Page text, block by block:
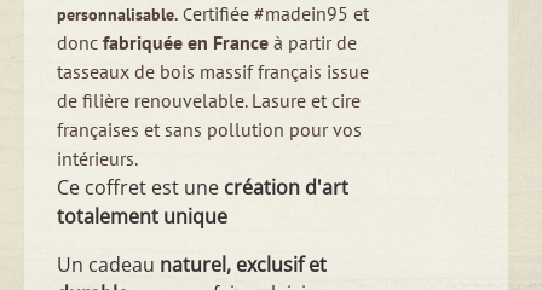
personnalisable. Certifiée #madein95 et
doncfabriquée en France à partir de
tasseaux de bois massif français issue
de filière renouvelable. Lasure et cire
françaises et sans pollution pour vos
intérieurs.
Ce coffret est une création d'art
totalement unique
Un cadeau naturel, exclusif et